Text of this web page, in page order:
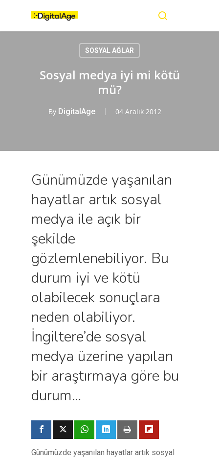
content
SOSYAL AĞLAR
Sosyal medya iyi mi kötü
mü?
By DigitalAge 04 Aralık 2012
Günümüzde yaşanılan
hayatlar artık sosyal
medya ile açık bir
şekilde
gözlemlenebiliyor. Bu
durum iyi ve kötü
olabilecek sonuçlara
neden olabiliyor.
İngiltere’de sosyal
medya üzerine yapılan
bir araştırmaya göre bu
durum…
Günümüzde yaşanılan hayatlar artık sosyal